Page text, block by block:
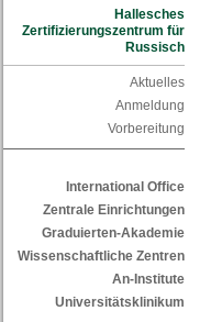
Hallesches
Zertifizierungszentrum für
Russisch
Aktuelles
Anmeldung
Vorbereitung
International Office
Zentrale Einrichtungen
Graduierten-Akademie
Wissenschaftliche Zentren
An-Institute
Universitätsklinikum